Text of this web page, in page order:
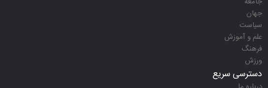
جهان
سیاست
علم و آموزش
فرهنگ
ورزش
دسترسی سریع